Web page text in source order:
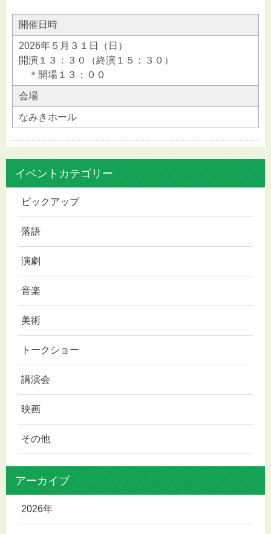
開催日時
2026年５月３１日（日）
開演１３：３０（終演１５：３０）
＊開場１３：００
会場
なみきホール
イベントカテゴリー
ピックアップ
落語
演劇
音楽
美術
トークショー
講演会
映画
その他
アーカイブ
2026年